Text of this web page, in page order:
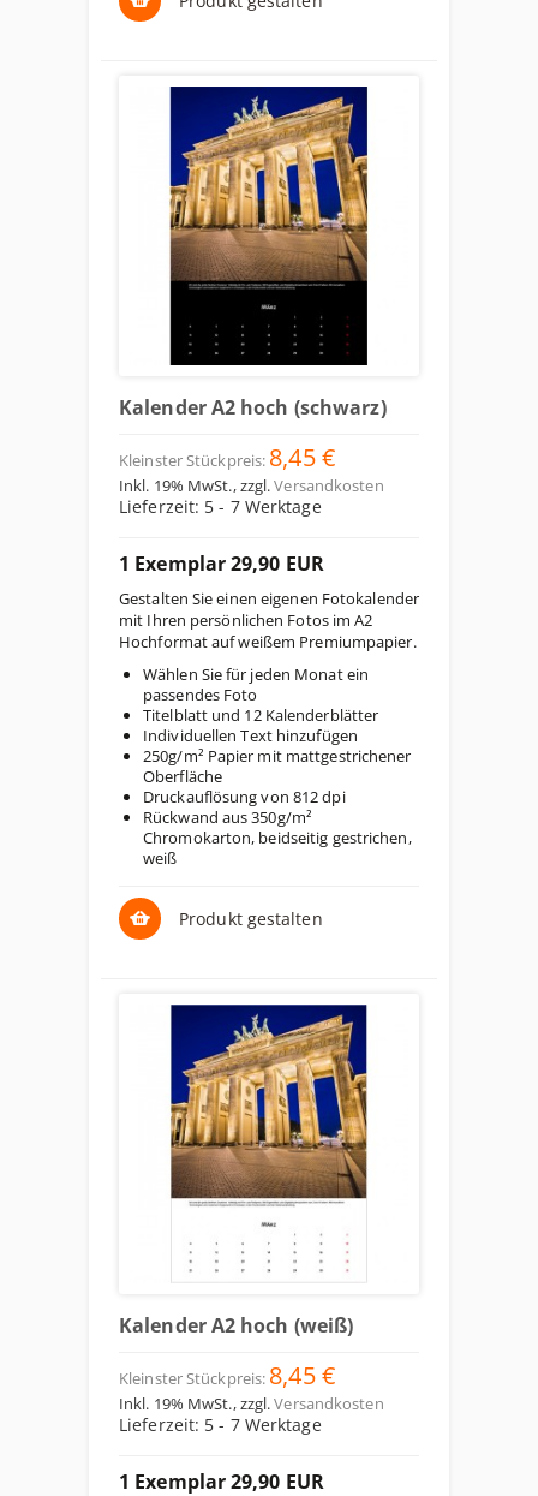
Kalender A2 hoch (schwarz)
Kleinster Stückpreis: 8,45 €
Inkl. 19% MwSt.,zzgl.Versandkosten
Lieferzeit: 5 - 7 Werktage
1 Exemplar 29,90 EUR
Gestalten Sie einen eigenen Fotokalender
mit Ihren persönlichen Fotos im A2
Hochformat auf weißem Premiumpapier.
Wählen Sie für jeden Monat ein
passendes Foto
Titelblatt und 12 Kalenderblätter
Individuellen Text hinzufügen
250g/m² Papier mit mattgestrichener
Oberfläche
Druckauflösung von 812 dpi
Rückwand aus 350g/m²
Chromokarton, beidseitig gestrichen,
weiß
Produkt gestalten
Kalender A2 hoch (weiß)
Kleinster Stückpreis: 8,45 €
Inkl. 19% MwSt.,zzgl.Versandkosten
Lieferzeit: 5 - 7 Werktage
1 Exemplar 29,90 EUR